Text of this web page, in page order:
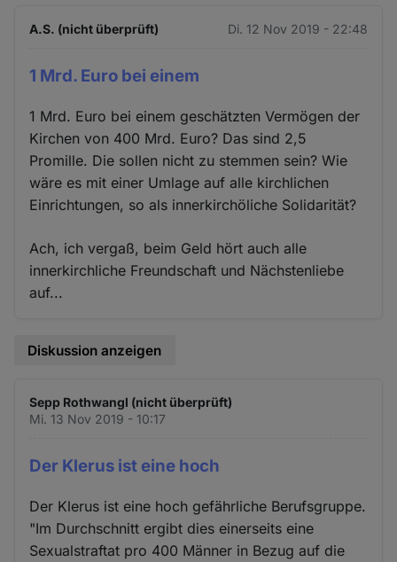
A.S. (nicht überprüft) Di. 12 Nov 2019 - 22:48
1 Mrd. Euro bei einem
1 Mrd. Euro bei einem geschätzten Vermögen der
Kirchen von 400 Mrd. Euro? Das sind 2,5
Promille. Die sollen nicht zu stemmen sein? Wie
wäre es mit einer Umlage auf alle kirchlichen
Einrichtungen, so als innerkirchöliche Solidarität?
Ach, ich vergaß, beim Geld hört auch alle
innerkirchliche Freundschaft und Nächstenliebe
auf...
Diskussion anzeigen
Sepp Rothwangl (nicht überprüft)
Mi. 13 Nov 2019 - 10:17
Der Klerus ist eine hoch
Der Klerus ist eine hoch gefährliche Berufsgruppe.
"Im Durchschnitt ergibt dies einerseits eine
Sexualstraftat pro 400 Männer in Bezug auf die